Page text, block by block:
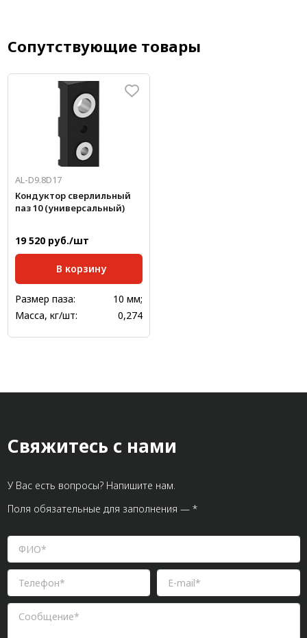
Сопутствующие товары
AL-D9.8D17
Кондуктор сверлильный
паз 10 (универсальный)
19 520 руб./шт
В корзину
Размер паза:
10 мм;
Масса, кг/шт:
0,274
Свяжитесь с нами
У Вас есть вопросы? Напишите нам.
Поля обязательные для заполнения — *